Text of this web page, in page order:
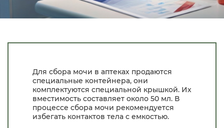
Для сбора мочи в аптеках продаются
специальные контейнера, они
комплектуются специальной крышкой. Их
вместимость составляет около 50 мл. В
процессе сбора мочи рекомендуется
избегать контактов тела с емкостью.